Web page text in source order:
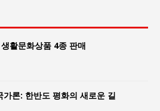
활문화상품 4종 판매
가론: 한반도 평화의 새로운 길